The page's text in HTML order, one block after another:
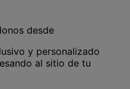
desde
y personalizado
al sitio de tu